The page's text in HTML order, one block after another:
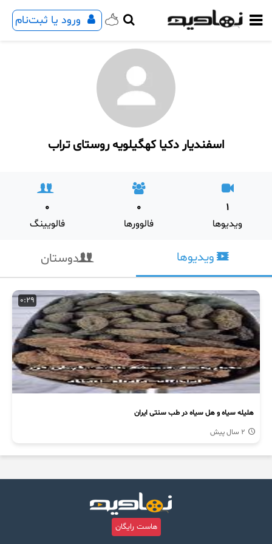
ورود یا ثبت‌نام
اسفندیار دکیا کهگیلویه روستای تراب
1
ویدیوها
0
فالوورها
0
فالویینگ
ویدیوها دوستان
0:29
هلیله سیاه و هل سیاه در طب سنتی ایران
هاست رایگان